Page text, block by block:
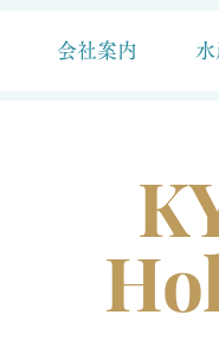
会社案内